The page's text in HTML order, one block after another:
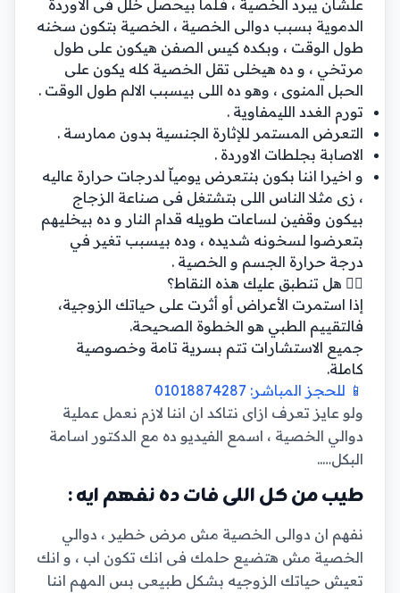
علشان يبرد الخصية ، فـلما بيحصل خلل فى الأوردة
الدموية بسبب دوالى الخصية ، الخصية بتكون سخنه
طول الوقت ، وبكده كيس الصفن هيكون على طول
مرتخي ، و ده هيخلى تقل الخصية كله يكون على
الحبل المنوى ، وهو ده اللى بيسبب الالم طول الوقت .
تورم الغدد الليمفاوية .
التعرض المستمر للإثارة الجنسية بدون ممارسة .
الاصابة بجلطات الاوردة .
و اخيرا اننا بكون بنتعرض يومياّ لدرجات حرارة عاليه
، زى مثلا الناس اللى بتشتغل فى صناعة الزجاج
بيكون وقفين لساعات طويله قدام النار و ده بيخليهم
بتعرضوا لسخونه شديده ، وده بيسبب تغير في
درجة حرارة الجسم و الخصية .
👨‍⚕️ هل تنطبق عليك هذه النقاط؟
إذا استمرت الأعراض أو أثرت على حياتك الزوجية،
فالتقييم الطبي هو الخطوة الصحيحة.
جميع الاستشارات تتم بسرية تامة وخصوصية
كاملة.
📱 للحجز المباشر: 01018874287
ولو عايز تعرف ازاى نتاكد ان اننا لازم نعمل عملية
دوالي الخصية ، اسمع الفيديو ده مع الدكتور اسامة
البكل…..
طيب من كل اللى فات ده نفهم ايه :
نفهم ان دوالى الخصية مش مرض خطير ، دوالي
الخصية مش هتضيع حلمك فى انك تكون اب ، و انك
تعيش حياتك الزوجيه بشكل طبيعى بس المهم اننا